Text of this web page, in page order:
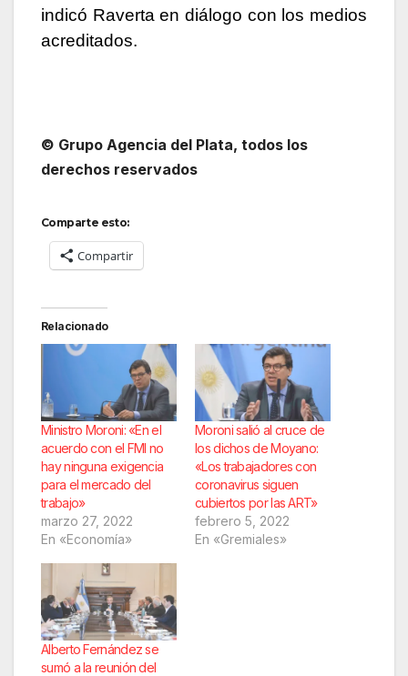
indicó Raverta en diálogo con los medios
acreditados.
© Grupo Agencia del Plata, todos los
derechos reservados
Comparte esto:
Compartir
Relacionado
Ministro Moroni: «En el
acuerdo con el FMI no
hay ninguna exigencia
para el mercado del
trabajo»
marzo 27, 2022
En «Economía»
Moroni salió al cruce de
los dichos de Moyano:
«Los trabajadores con
coronavirus siguen
cubiertos por las ART»
febrero 5, 2022
En «Gremiales»
Alberto Fernández se
sumó a la reunión del